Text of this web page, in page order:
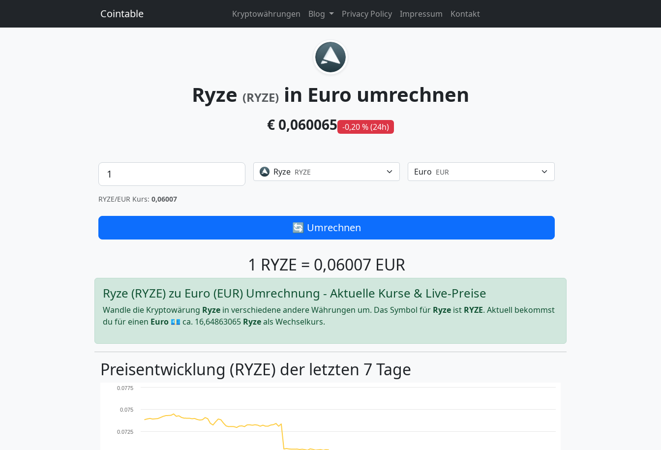
Cointable Kryptowährungen Blog Privacy Policy Impressum Kontakt
Ryze (RYZE) in Euro umrechnen
€ 0,060065 -0,20 % (24h)
Betrag Ryze RYZE Euro EUR
RYZE/EUR Kurs: 0,06007
🔄 Umrechnen
1 RYZE = 0,06007 EUR
Ryze (RYZE) zu Euro (EUR) Umrechnung - Aktuelle Kurse & Live-Preise
Wandle die Kryptowärung Ryze in verschiedene andere Währungen um. Das Symbol für Ryze ist RYZE. Aktuell bekommst
du für einen Euro 💶 ca. 16,64863065 Ryzeals Wechselkurs.
Preisentwicklung (RYZE) der letzten 7 Tage
0.0725
0.075
0.0775